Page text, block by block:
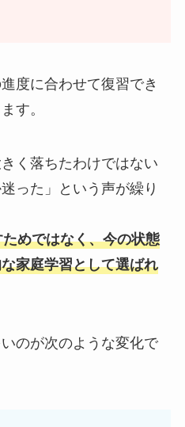
度に合わせて復習でき
す。
く落ちたわけではない
った」という声が繰り
めではなく、今の状態
家庭学習として選ばれ
のが次のような変化で